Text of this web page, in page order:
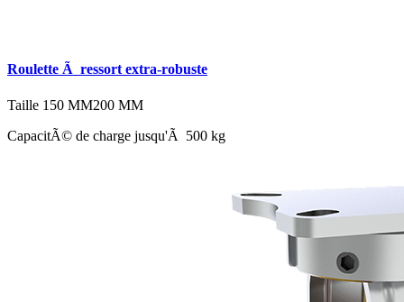
Roulette Ã ressort extra-robuste
Taille 150 MM200 MM
CapacitÃ© de charge jusqu'Ã 500 kg